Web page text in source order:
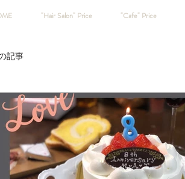
"Hair Salon" Price "Cafe" Price
記事